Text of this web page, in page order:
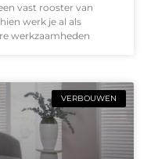
vast rooster van
werk je al als
werkzaamheden
VERBOUWEN